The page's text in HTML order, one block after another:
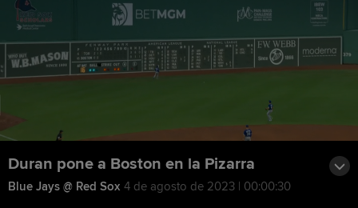
Duran pone a Boston en la Pizarra
Blue Jays @ Red Sox 4 de agosto de 2023 | 00:00:30